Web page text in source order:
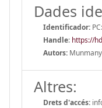
Dades
Identificador:
Handle: https://
Autors:
Altres:
Drets d'accés: